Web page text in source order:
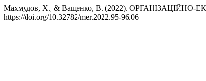
Махмудов, Х., & Ващенко, В. (2022).
https://doi.org/10.32782/mer.2022.95-96.06